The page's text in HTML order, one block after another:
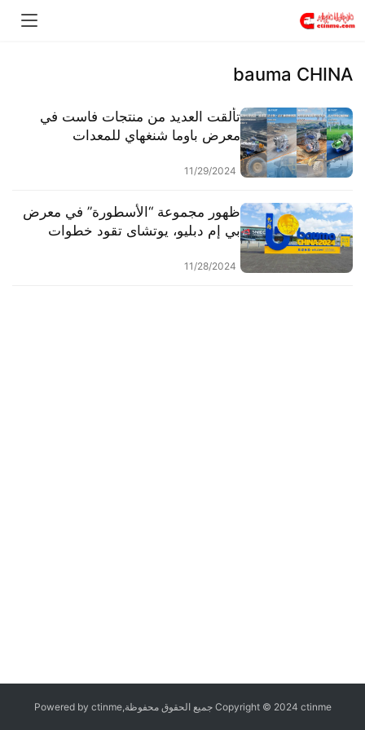
bauma CHINA
تألقت العديد من منتجات فاست في
معرض باوما شنغهاي للمعدات
الهندسية
11/29/2024
ظهور مجموعة “الأسطورة” في معرض
بي إم دبليو، يوتشاى تقود خطوات
الابتكار في قوة المحركات للمعدات
الهندسية على مستوى العالم.
11/28/2024
Copyright © 2024 ctinme جميع الحقوق محفوظة,Powered by ctinme